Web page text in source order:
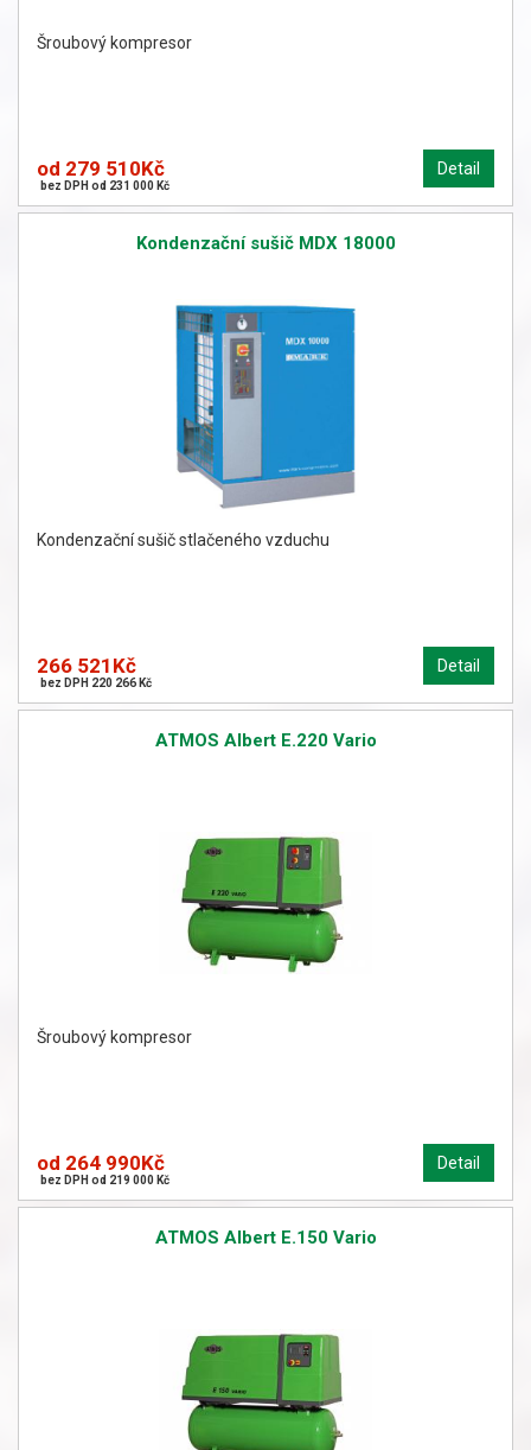
Šroubový kompresor
Detail
od 279 510Kč
bez DPH od 231 000 Kč
Kondenzační sušič MDX 18000
Kondenzační sušič stlačeného vzduchu
Detail
266 521Kč
bez DPH 220 266 Kč
ATMOS Albert E.220 Vario
Šroubový kompresor
Detail
od 264 990Kč
bez DPH od 219 000 Kč
ATMOS Albert E.150 Vario